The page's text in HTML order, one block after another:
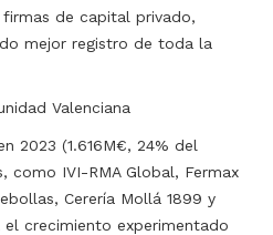
de capital privado,
mejor registro de toda la
Valenciana
2023 (1.616M€, 24% del
como IVI-RMA Global, Fermax
Cerería Mollá 1899 y
el crecimiento experimentado